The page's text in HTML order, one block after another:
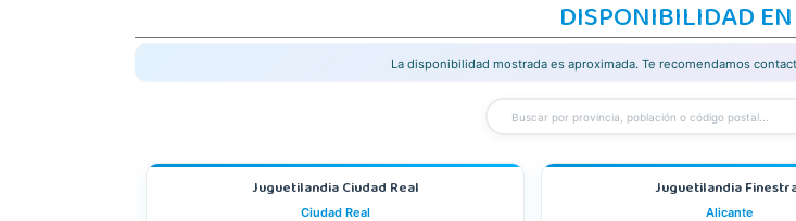
DISPONIBILIDAD
La disponibilidad mostrada es aproximada. Te recomendamos
Juguetilandia Ciudad Real
Ciudad Real
Juguetilandia
Alicante